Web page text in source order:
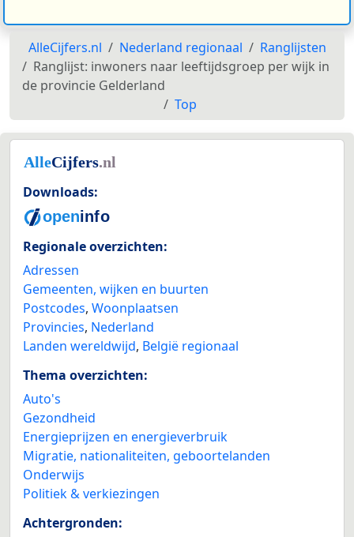
AlleCijfers.nl Nederland regionaal
Ranglijsten
Ranglijst: inwoners naar leeftijdsgroep per wijk in
de provincie Gelderland
Top
Downloads:
Regionale overzichten:
Adressen
Gemeenten, wijken en buurten
Postcodes, Woonplaatsen
Provincies, Nederland
Landen wereldwijd, België regionaal
Thema overzichten:
Auto's
Gezondheid
Energieprijzen en energieverbruik
Migratie, nationaliteiten, geboortelanden
Onderwijs
Politiek & verkiezingen
Achtergronden: